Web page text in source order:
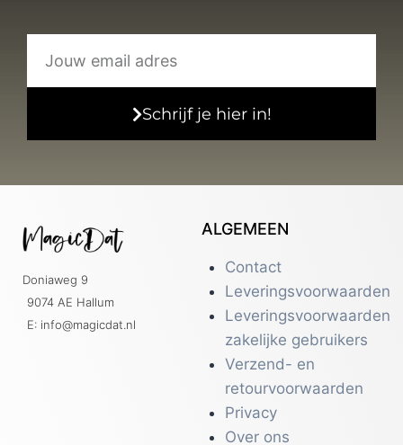
Schrijf je hier in!
Doniaweg 9
9074 AE Hallum
E: info@magicdat.nl
ALGEMEEN
Contact
Leveringsvoorwaarden
Leveringsvoorwaarden
zakelijke gebruikers
Verzend- en
retourvoorwaarden
Privacy
Over ons